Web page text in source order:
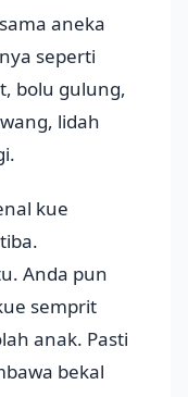
aneka
seperti
bolu gulung,
lidah
kue
Anda pun
semprit
anak. Pasti
bekal